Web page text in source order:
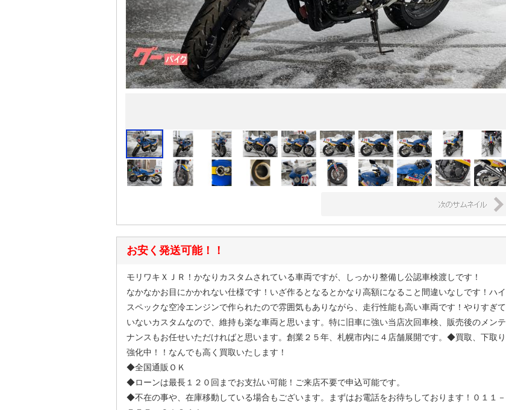
お安く発送可能！！
モリワキＸＪＲ！かなりカスタムされている車両ですが、しっかり整備し公認車検渡しです！
なかなかお目にかかれない仕様です！いざ作るとなるとかなり高額になること間違いなしです！ハイ
スペックな空冷エンジンで作られたので雰囲気もありながら、走行性能も高い車両です！やりすぎて
いないカスタムなので、維持も楽な車両と思います。特に旧車に強い当店次回車検、販売後のメンテ
ナンスもお任せいただければと思います。創業２５年、札幌市内に４店舗展開です。◆買取、下取り
強化中！！なんでも高く買取いたします！
◆全国通販ＯＫ
◆ローンは最長１２０回までお支払い可能！ご来店不要で申込可能です。
◆不在の事や、在庫移動している場合もございます。まずはお電話をお待ちしております！０１１－